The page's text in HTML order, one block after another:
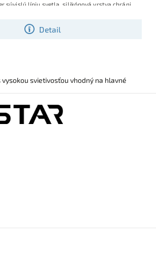
Detail
súvislú líniu svetla, silikónová vrstva chráni
zaručuje dobrý odvod tepla, pásik je
5 cm, stmievateľný a v kombinácii s vhodným
vysokou svietivosťou vhodný na hlavné